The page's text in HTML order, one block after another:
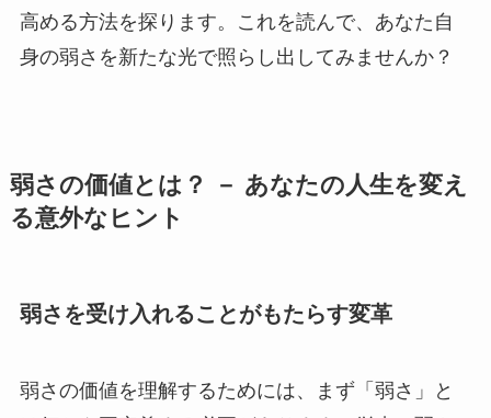
高める方法を探ります。これを読んで、あなた自
身の弱さを新たな光で照らし出してみませんか？
弱さの価値とは？ － あなたの人生を変え
る意外なヒント
弱さを受け入れることがもたらす変革
弱さの価値を理解するためには、まず「弱さ」と